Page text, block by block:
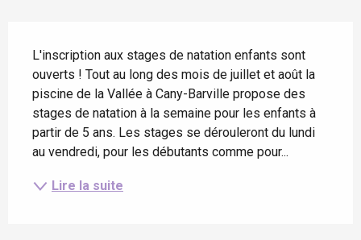
L'inscription aux stages de natation enfants sont
ouverts ! Tout au long des mois de juillet et août la
piscine de la Vallée à Cany-Barville propose des
stages de natation à la semaine pour les enfants à
partir de 5 ans. Les stages se dérouleront du lundi
au vendredi, pour les débutants comme pour...
Lire la suite